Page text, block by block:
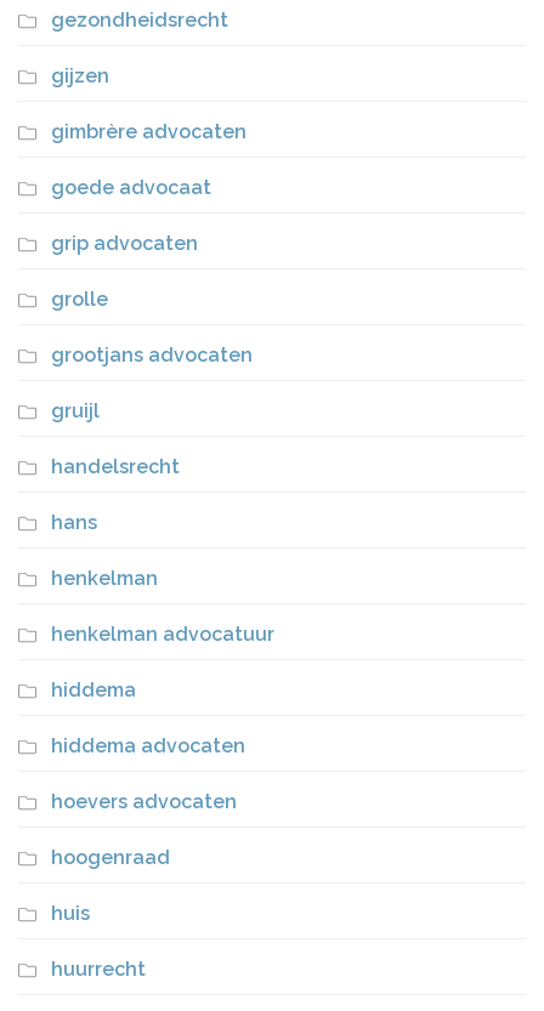
gezondheidsrecht
gijzen
gimbrère advocaten
goede advocaat
grip advocaten
grolle
grootjans advocaten
gruijl
handelsrecht
hans
henkelman
henkelman advocatuur
hiddema
hiddema advocaten
hoevers advocaten
hoogenraad
huis
huurrecht